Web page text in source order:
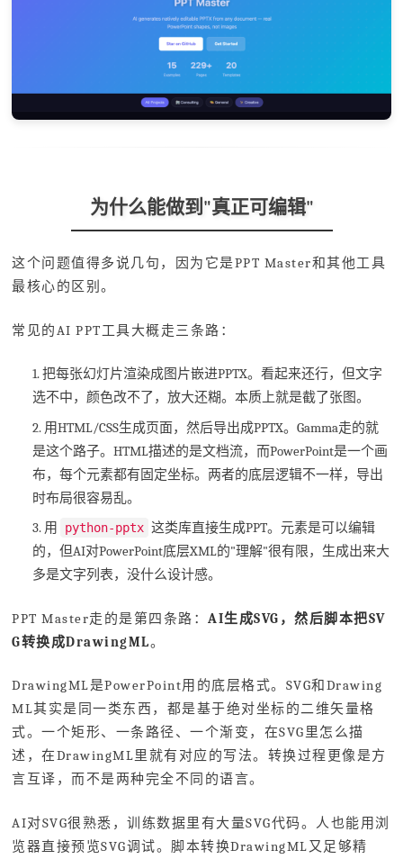
为什么能做到"真正可编辑"
这个问题值得多说几句，因为它是PPT Master和其他工具
最核心的区别。
常见的AI PPT工具大概走三条路：
1. 把每张幻灯片渲染成图片嵌进PPTX。看起来还行，但文字
选不中，颜色改不了，放大还糊。本质上就是截了张图。
2. 用HTML/CSS生成页面，然后导出成PPTX。Gamma走的就
是这个路子。HTML描述的是文档流，而PowerPoint是一个画
布，每个元素都有固定坐标。两者的底层逻辑不一样，导出
时布局很容易乱。
3. 用
python-pptx 这类库直接生成PPT。元素是可以编辑
的，但AI对PowerPoint底层XML的"理解"很有限，生成出来大
多是文字列表，没什么设计感。
PPT Master走的是第四条路： AI生成SVG，然后脚本把SV
G转换成DrawingML。
DrawingML是PowerPoint用的底层格式。SVG和Drawing
ML其实是同一类东西，都是基于绝对坐标的二维矢量格
式。一个矩形、一条路径、一个渐变，在SVG里怎么描
述，在DrawingML里就有对应的写法。转换过程更像是方
言互译，而不是两种完全不同的语言。
AI对SVG很熟悉，训练数据里有大量SVG代码。人也能用浏
览器直接预览SVG调试。脚本转换DrawingML又足够精